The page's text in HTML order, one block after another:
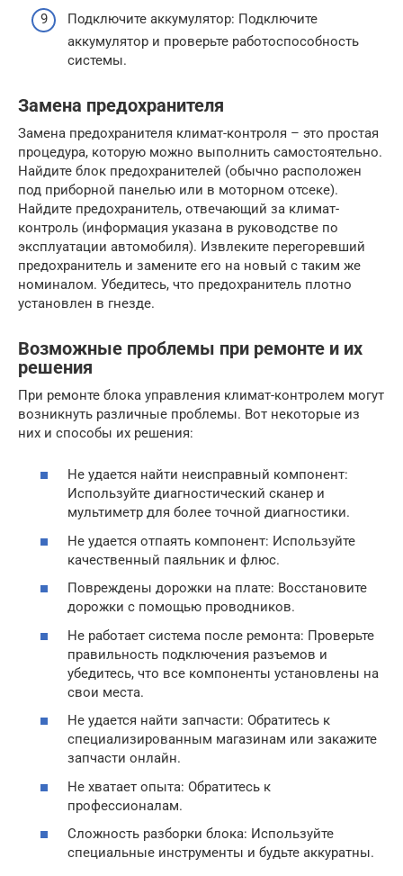
Подключите аккумулятор: Подключите
аккумулятор и проверьте работоспособность
системы.
Замена предохранителя
Замена предохранителя климат-контроля – это простая
процедура, которую можно выполнить самостоятельно.
Найдите блок предохранителей (обычно расположен
под приборной панелью или в моторном отсеке).
Найдите предохранитель, отвечающий за климат-
контроль (информация указана в руководстве по
эксплуатации автомобиля). Извлеките перегоревший
предохранитель и замените его на новый с таким же
номиналом. Убедитесь, что предохранитель плотно
установлен в гнезде.
Возможные проблемы при ремонте и их
решения
При ремонте блока управления климат-контролем могут
возникнуть различные проблемы. Вот некоторые из
них и способы их решения:
Не удается найти неисправный компонент:
Используйте диагностический сканер и
мультиметр для более точной диагностики.
Не удается отпаять компонент: Используйте
качественный паяльник и флюс.
Повреждены дорожки на плате: Восстановите
дорожки с помощью проводников.
Не работает система после ремонта: Проверьте
правильность подключения разъемов и
убедитесь, что все компоненты установлены на
свои места.
Не удается найти запчасти: Обратитесь к
специализированным магазинам или закажите
запчасти онлайн.
Не хватает опыта: Обратитесь к
профессионалам.
Сложность разборки блока: Используйте
специальные инструменты и будьте аккуратны.